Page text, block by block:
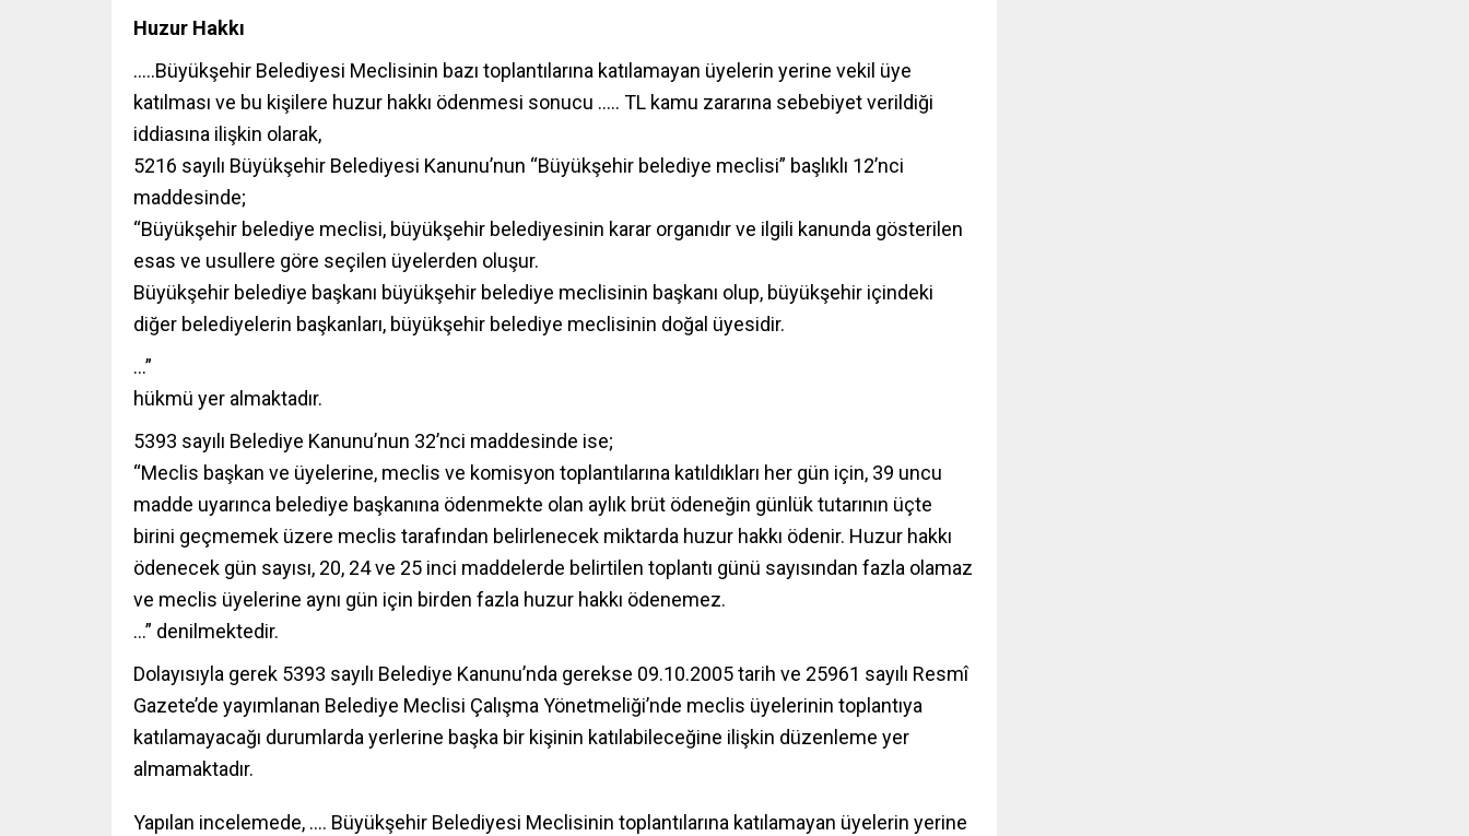
Huzur Hakkı
…..Büyükşehir Belediyesi Meclisinin bazı toplantılarına katılamayan üyelerin yerine vekil üye
katılması ve bu kişilere huzur hakkı ödenmesi sonucu ….. TL kamu zararına sebebiyet verildiği
iddiasına ilişkin olarak,
5216 sayılı Büyükşehir Belediyesi Kanunu’nun “Büyükşehir belediye meclisi” başlıklı 12’nci
maddesinde;
“Büyükşehir belediye meclisi, büyükşehir belediyesinin karar organıdır ve ilgili kanunda gösterilen
esas ve usullere göre seçilen üyelerden oluşur.
Büyükşehir belediye başkanı büyükşehir belediye meclisinin başkanı olup, büyükşehir içindeki
diğer belediyelerin başkanları, büyükşehir belediye meclisinin doğal üyesidir.
…”
hükmü yer almaktadır.
5393 sayılı Belediye Kanunu’nun 32’nci maddesinde ise;
“Meclis başkan ve üyelerine, meclis ve komisyon toplantılarına katıldıkları her gün için, 39 uncu
madde uyarınca belediye başkanına ödenmekte olan aylık brüt ödeneğin günlük tutarının üçte
birini geçmemek üzere meclis tarafından belirlenecek miktarda huzur hakkı ödenir. Huzur hakkı
ödenecek gün sayısı, 20, 24 ve 25 inci maddelerde belirtilen toplantı günü sayısından fazla olamaz
ve meclis üyelerine aynı gün için birden fazla huzur hakkı ödenemez.
…” denilmektedir.
Dolayısıyla gerek 5393 sayılı Belediye Kanunu’nda gerekse 09.10.2005 tarih ve 25961 sayılı Resmî
Gazete’de yayımlanan Belediye Meclisi Çalışma Yönetmeliği’nde meclis üyelerinin toplantıya
katılamayacağı durumlarda yerlerine başka bir kişinin katılabileceğine ilişkin düzenleme yer
almamaktadır.
Yapılan incelemede, …. Büyükşehir Belediyesi Meclisinin toplantılarına katılamayan üyelerin yerine